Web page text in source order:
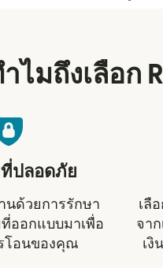
ไมถึงเลือก
ปลอดภัย
นด้วยการรักษา
ออกแบบมาเพื่อ
โอนของคุณ
เลื
จา
เงิ